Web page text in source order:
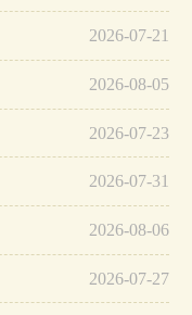
2026-07-21
2026-08-05
2026-07-23
2026-07-31
2026-08-06
2026-07-27